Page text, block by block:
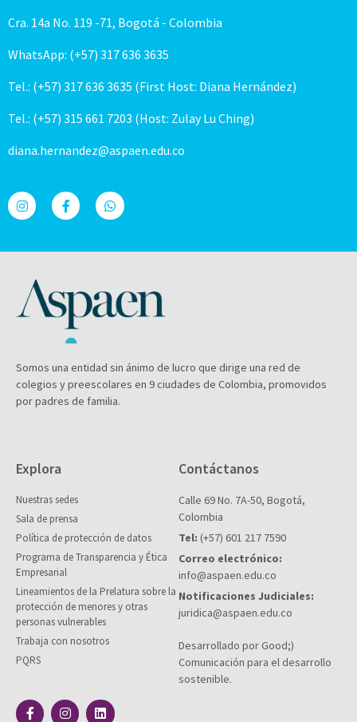
Cra. 14a No. 119 -71, Bogotá - Colombia
WhatsApp: (+57) 317 636 3635
Tel.: (+57) 317 636 3635 (First Host: Diana Hernández)
Tel.: (+57) 315 661 7203 (Host: Zulay Lu Ching)
diana.hernandez@aspaen.edu.co
Somos una entidad sin ánimo de lucro que dirige una red de
colegios y preescolares en 9 ciudades de Colombia, promovidos
por padres de familia.
Explora
Nuestras sedes
Sala de prensa
Política de protección de datos
Programa de Transparencia y Ética
Empresarial
Lineamientos de la Prelatura sobre la
protección de menores y otras
personas vulnerables
Trabaja con nosotros
PQRS
Contáctanos
Calle 69 No. 7A-50, Bogotá,
Colombia
Tel: (+57) 601 217 7590
Correo electrónico:
info@aspaen.edu.co
Notificaciones Judiciales:
juridica@aspaen.edu.co
Desarrollado por Good;)
Comunicación para el desarrollo
sostenible.